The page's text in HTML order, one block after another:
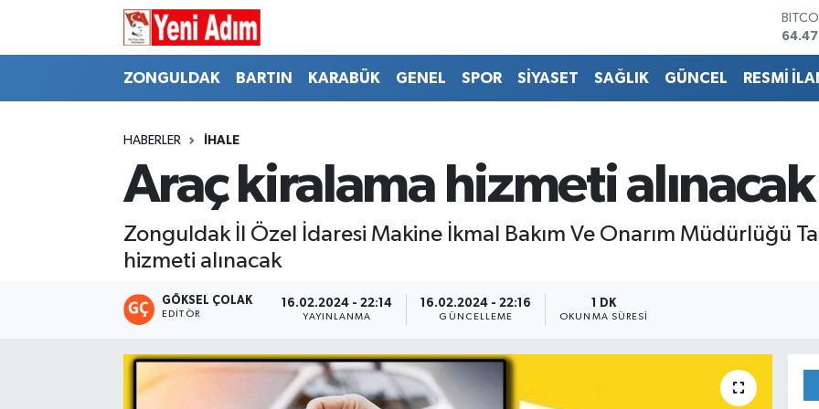
ZONGULDAK BARTIN KARABÜK GENEL SPOR SİYASET SAĞLIK GÜNCEL RESMİ
HABERLER İHALE
Araç kiralama hizmeti alınacak
Zonguldak İl Özel İdaresi Makine İkmal Bakım Ve Onarım Müdürlüğü
hizmeti alınacak
GÖKSEL ÇOLAK
EDITÖR
16.02.2024 - 22:14
YAYINLANMA
16.02.2024 - 22:16
GÜNCELLEME
1 DK
OKUNMA SÜRESI
ZONGULDAK
RESMİ İLAN
ZONGULDAK
Zonguldak Hava Durumu
Süper Lig Puan Durumu ve Fikstür
Son Dakika Haberleri
Haber Arşivi